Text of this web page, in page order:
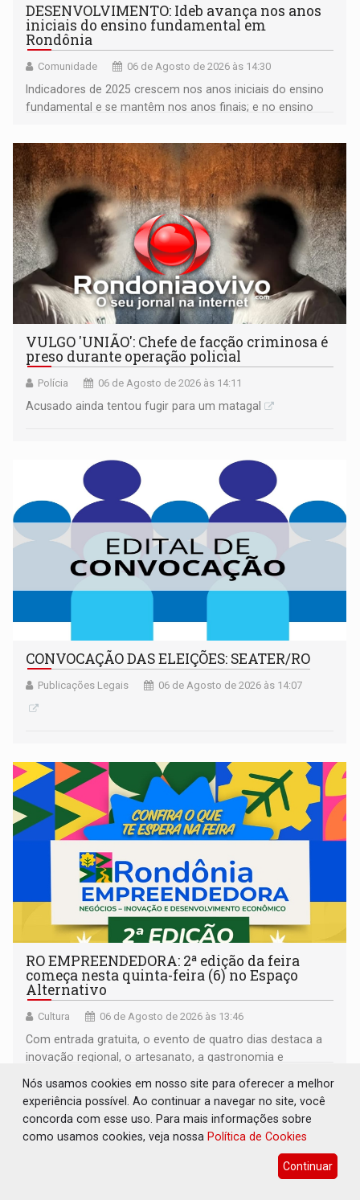
DESENVOLVIMENTO: Ideb avança nos anos
iniciais do ensino fundamental em
Rondônia
Comunidade 06 de Agosto de 2026 às 14:30
Indicadores de 2025 crescem nos anos iniciais do ensino
fundamental e se mantêm nos anos finais; e no ensino
VULGO 'UNIÃO': Chefe de facção criminosa é
preso durante operação policial
Polícia 06 de Agosto de 2026 às 14:11
Acusado ainda tentou fugir para um matagal
CONVOCAÇÃO DAS ELEIÇÕES: SEATER/RO
Publicações Legais 06 de Agosto de 2026 às 14:07
RO EMPREENDEDORA: 2ª edição da feira
começa nesta quinta-feira (6) no Espaço
Alternativo
Cultura 06 de Agosto de 2026 às 13:46
Com entrada gratuita, o evento de quatro dias destaca a
inovação regional, o artesanato, a gastronomia e
Nós usamos cookies em nosso site para oferecer a melhor
experiência possível. Ao continuar a navegar no site, você
concorda com esse uso. Para mais informações sobre
como usamos cookies, veja nossa Política de Cookies
Continuar